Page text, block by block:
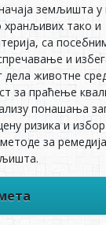
земљишта у
тако и
са
и
дела животне
за праћење
понашања
ризика и избор
за